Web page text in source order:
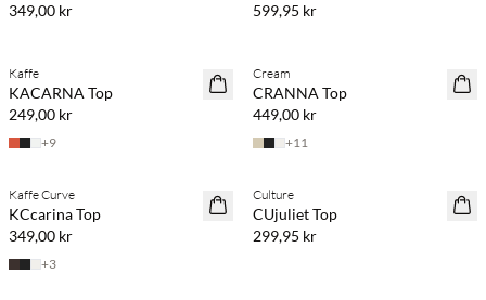
349,00 kr
599,95 kr
NYHET
Kaffe
KACARNA Top
249,00 kr
+9
NYHET
Cream
CRANNA Top
449,00 kr
+11
NYHET
Kaffe Curve
KCcarina Top
349,00 kr
+3
NYHET
Culture
CUjuliet Top
299,95 kr